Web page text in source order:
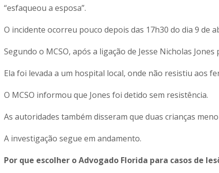
“esfaqueou a esposa”.
O incidente ocorreu pouco depois das 17h30 do dia 9 de
Segundo o MCSO, após a ligação de Jesse Nicholas
Ela foi levada a um hospital local, onde não resistiu aos
O MCSO informou que Jones foi detido sem resistência.
As autoridades também disseram que duas crianças
A investigação segue em andamento.
Por que escolher o Advogado Florida para casos de